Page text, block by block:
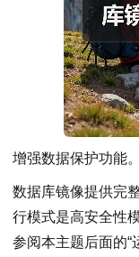
增强数据保护功能。
数据库镜像提供完
行模式是高安全性
参阅本主题后面的“